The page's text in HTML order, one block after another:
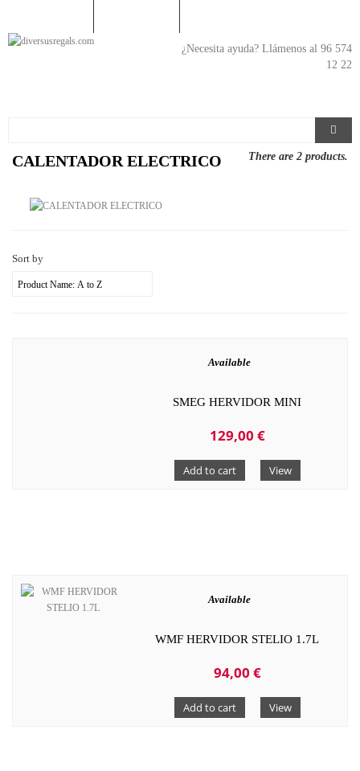
¿Necesita ayuda? Llámenos al 96 574
12 22
CALENTADOR ELECTRICO There are 2 products.
Sort by
Available
SMEG HERVIDOR MINI
129,00 €
Add to cart View
Available
WMF HERVIDOR STELIO 1.7L
94,00 €
Add to cart View